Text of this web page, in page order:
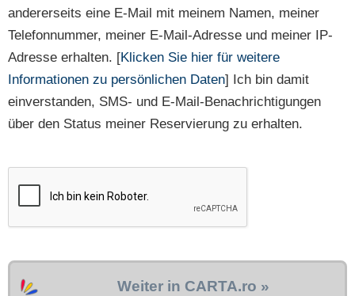
andererseits eine E-Mail mit meinem Namen, meiner
Telefonnummer, meiner E-Mail-Adresse und meiner IP-
Adresse erhalten. [Klicken Sie hier für weitere
Informationen zu persönlichen Daten] Ich bin damit
einverstanden, SMS- und E-Mail-Benachrichtigungen
über den Status meiner Reservierung zu erhalten.
Weiter in CARTA.ro »